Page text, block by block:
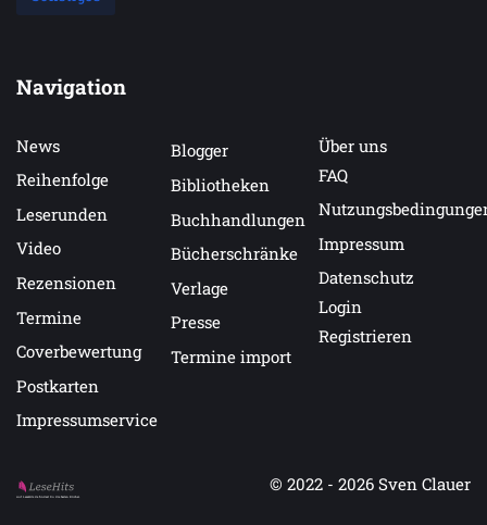
Navigation
News
Reihenfolge
Leserunden
Video
Rezensionen
Termine
Coverbewertung
Postkarten
Impressumservice
Blogger
Bibliotheken
Buchhandlungen
Bücherschränke
Verlage
Presse
Termine import
Über uns
FAQ
Impressum
Datenschutz
Login
Registrieren
Auf LeseHits.de findest Du die besten Bücher.
© 2022 - 2026 Sven Clauer